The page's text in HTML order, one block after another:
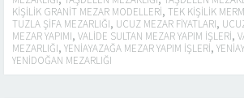
KIŞILIK GRANIT MEZAR MODELLERI, TEK KIŞILIK
TUZLA ŞIFA MEZARLIĞI, UCUZ MEZAR FIYATLARI,
MEZAR YAPIMI, VALIDE SULTAN MEZAR YAPIM IŞLERI,
MEZARLIĞI, YENIAYAZAĞA MEZAR YAPIM IŞLERI,
YENIDOĞAN MEZARLIĞI